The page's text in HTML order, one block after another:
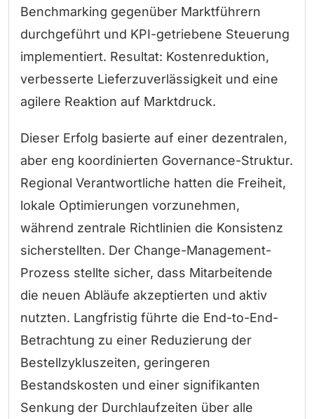
Benchmarking gegenüber Marktführern
durchgeführt und KPI-getriebene Steuerung
implementiert. Resultat: Kostenreduktion,
verbesserte Lieferzuverlässigkeit und eine
agilere Reaktion auf Marktdruck.
Dieser Erfolg basierte auf einer dezentralen,
aber eng koordinierten Governance-Struktur.
Regional Verantwortliche hatten die Freiheit,
lokale Optimierungen vorzunehmen,
während zentrale Richtlinien die Konsistenz
sicherstellten. Der Change-Management-
Prozess stellte sicher, dass Mitarbeitende
die neuen Abläufe akzeptierten und aktiv
nutzten. Langfristig führte die End-to-End-
Betrachtung zu einer Reduzierung der
Bestellzykluszeiten, geringeren
Bestandskosten und einer signifikanten
Senkung der Durchlaufzeiten über alle